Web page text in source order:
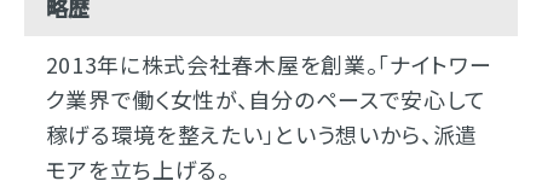
略歴
2013年に株式会社春木屋を創業。「ナイトワー
ク業界で働く女性が、自分のペースで安心して
稼げる環境を整えたい」という想いから、派遣
モアを立ち上げる。